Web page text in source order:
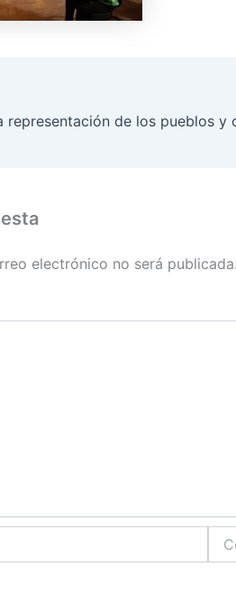
electrónico no será publicada.